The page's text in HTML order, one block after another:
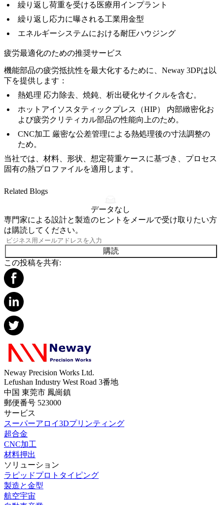
繰り返し荷重を受ける医療用インプラント
繰り返し応力に曝される工業用金型
エネルギーシステムにおける耐圧ハウジング
疲労最適化のための推奨サービス
機能部品の疲労抵抗性を最大化するために、Neway 3DPは以
下を提供します：
熱処理 応力除去、焼鈍、析出硬化サイクルを含む。
ホットアイソスタティックプレス（HIP）
内部緻密化お
よび疲労クリティカル部品の性能向上のため。
CNC加工 厳密な公差管理による熱処理後の寸法調整の
ため。
当社では、材料、形状、想定荷重ケースに基づき、プロセス
固有の熱プロファイルを適用します。
Related Blogs
データなし
専門家による設計と製造のヒントをメールで受け取りたい方
は購読してください。
購読
この投稿を共有:
Neway Precision Works Ltd.
Lefushan Industry West Road 3番地
中国 東莞市 鳳崗鎮
郵便番号 523000
サービス
スーパーアロイ3Dプリンティング
超合金
CNC加工
材料押出
ソリューション
ラピッドプロトタイピング
製造と金型
航空宇宙